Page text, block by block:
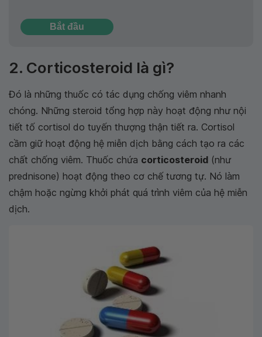
Bắt đầu
2. Corticosteroid là gì?
Đó là những thuốc có tác dụng chống viêm nhanh
chóng. Những steroid tổng hợp này hoạt động như nội
tiết tố cortisol do tuyến thượng thận tiết ra. Cortisol
cầm giữ hoạt động hệ miễn dịch bằng cách tạo ra các
chất chống viêm. Thuốc chứa corticosteroid (như
prednisone) hoạt động theo cơ chế tương tự. Nó làm
chậm hoặc ngừng khởi phát quá trình viêm của hệ miễn
dịch.